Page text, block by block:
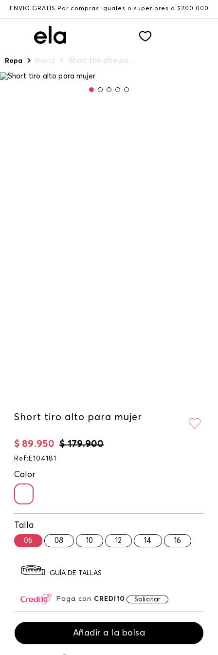
ENVÍO GRATIS Por compras iguales o superiores a $200.000
Ropa Shorts Short tiro alto para mujer
Short tiro alto para mujer
$ 179.900
$ 89.950
Ref : E104181
Color
Talla
06 08 10 12 14 16
GUÍA DE TALLAS
Paga con CREDI10 Solicitar
Añadir a la bolsa